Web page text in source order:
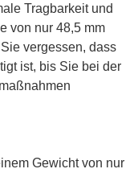
Tragbarkeit und
von nur 48,5 mm
vergessen, dass
ist, bis Sie bei der
Gewicht von nur